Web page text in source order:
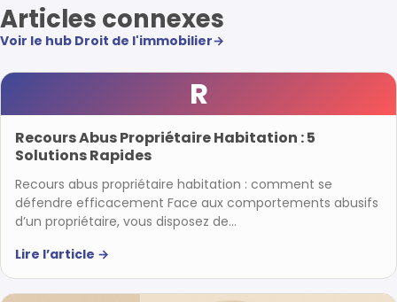
Articles connexes
Voir le hub Droit de l'immobilier→
R
Recours Abus Propriétaire Habitation : 5
Solutions Rapides
Recours abus propriétaire habitation : comment se
défendre efficacement Face aux comportements abusifs
d’un propriétaire, vous disposez de…
Lire l’article →